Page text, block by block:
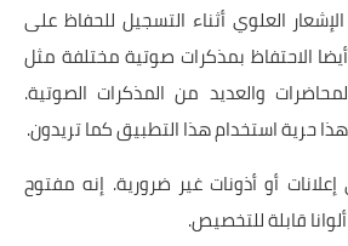
العلوي أثناء التسجيل للحفاظ على
الاحتفاظ بمذكرات صوتية مختلفة مثل
والعديد من المذكرات الصوتية.
حرية استخدام هذا التطبيق كما تريدون.
أو أذونات غير ضرورية. إنه مفتوح
قابلة للتخصيص.